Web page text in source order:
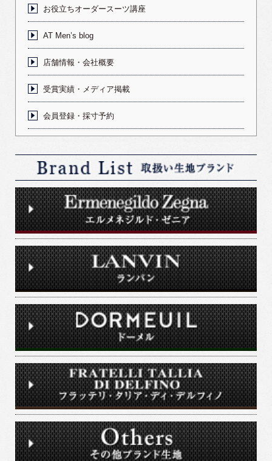
お役立ちオーダースーツ講座
AT Men’s blog
店舗情報・会社概要
受賞実績・メディア掲載
会員登録・採寸予約